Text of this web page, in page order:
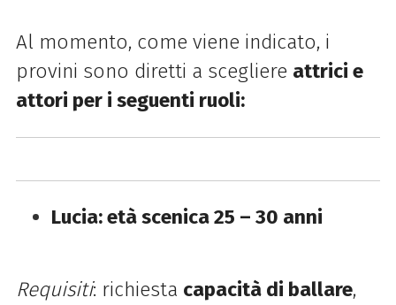
Al momento, come viene indicato, i
provini sono diretti a scegliere attrici e
attori per i seguenti ruoli:
Lucia: età scenica 25 – 30 anni
Requisiti: richiesta capacità di ballare,